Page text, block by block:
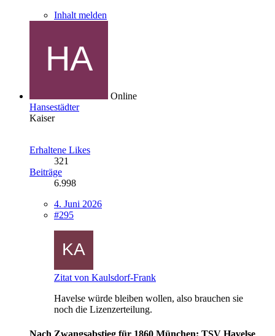
Inhalt melden
Online
Hansestädter
Kaiser
Erhaltene Likes
321
Beiträge
6.998
4. Juni 2026
#295
Zitat von Kaulsdorf-Frank
Havelse würde bleiben wollen, also brauchen sie
noch die Lizenzerteilung.
Nach Zwangsabstieg für 1860 München: TSV Havelse